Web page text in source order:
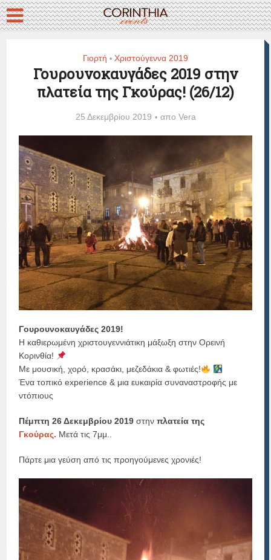
Γιορτή • Χριστούγεννα 2019
Γουρουνοκαυγάδες 2019 στην
πλατεία της Γκούρας! (26/12)
25 Δεκεμβρίου 2019 απο Vera
Γουρουνοκαυγάδες 2019!
Η καθιερωμένη χριστουγεννιάτικη μάξωξη στην Ορεινή
Κορινθία!
Με μουσική, χορό, κρασάκι, μεζεδάκια & φωτιές!
Ένα τοπικό experience & μια ευκαιρία συναναστροφής με
ντόπιους
Πέμπτη 26 Δεκεμβρίου 2019 στηνπλατεία της
Γκούρας. Μετά τις 7μμ..
Πάρτε μια γεύση από τις προηγούμενες χρονιές!